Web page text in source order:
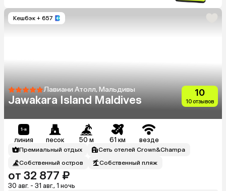
Кешбэк + 657
Лавиани Атолл, Мальдивы
Jawakara Island Maldives
10
10 отзывов
линия песок 50 м 61 км везде
Премиальный отдых
Сеть отелей Crown&Champa
Собственный остров
Собственный пляж
от 32 877 ₽
30 авг. - 31 авг., 1 ночь